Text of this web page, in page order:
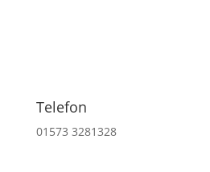
Telefon
01573 3281328